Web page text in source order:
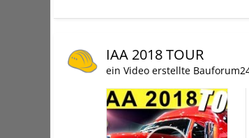
IAA 2018 TOUR
ein Video erstellte